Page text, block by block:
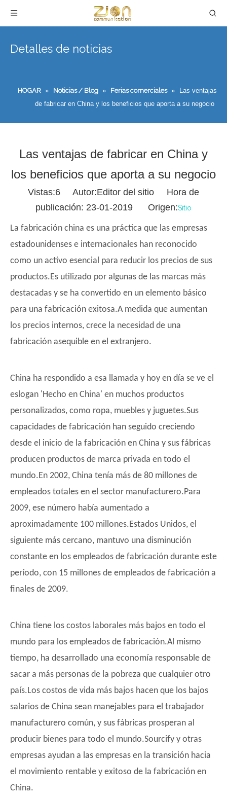
Detalles de noticias
HOGAR » Noticias / Blog » Ferias comerciales »
Las ventajas
de fabricar en China y los beneficios que aporta a su negocio
Las ventajas de fabricar en China y
los beneficios que aporta a su negocio
Vistas:6 Autor:Editor del sitio Hora de
publicación: 23-01-2019 Origen:Sitio
La fabricación china es una práctica que las empresas
estadounidenses e internacionales han reconocido
como un activo esencial para reducir los precios de sus
productos.Es utilizado por algunas de las marcas más
destacadas y se ha convertido en un elemento básico
para una fabricación exitosa.A medida que aumentan
los precios internos, crece la necesidad de una
fabricación asequible en el extranjero.
China ha respondido a esa llamada y hoy en día se ve el
eslogan 'Hecho en China' en muchos productos
personalizados, como ropa, muebles y juguetes.Sus
capacidades de fabricación han seguido creciendo
desde el inicio de la fabricación en China y sus fábricas
producen productos de marca privada en todo el
mundo.En 2002, China tenía más de 80 millones de
empleados totales en el sector manufacturero.Para
2009, ese número había aumentado a
aproximadamente 100 millones.Estados Unidos, el
siguiente más cercano, mantuvo una disminución
constante en los empleados de fabricación durante este
período, con 15 millones de empleados de fabricación a
finales de 2009.
China tiene los costos laborales más bajos en todo el
mundo para los empleados de fabricación.Al mismo
tiempo, ha desarrollado una economía responsable de
sacar a más personas de la pobreza que cualquier otro
país.Los costos de vida más bajos hacen que los bajos
salarios de China sean manejables para el trabajador
manufacturero común, y sus fábricas prosperan al
producir bienes para todo el mundo.Sourcify y otras
empresas ayudan a las empresas en la transición hacia
el movimiento rentable y exitoso de la fabricación en
China.